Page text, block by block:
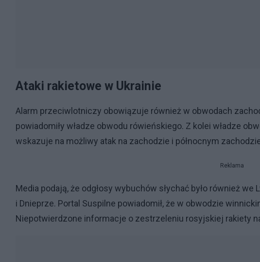
Ataki rakietowe w Ukrainie
Alarm przeciwlotniczy obowiązuje również w obwodach
powiadomiły władze obwodu rówieńskiego. Z kolei władze
wskazuje na możliwy atak na zachodzie i północnym
Reklama
Media podają, że odgłosy wybuchów słychać było również
i Dnieprze. Portal Suspilne powiadomił, że w obwodzie
Niepotwierdzone informacje o zestrzeleniu rosyjskiej rakiety